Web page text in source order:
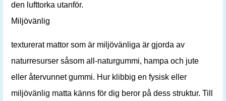
den lufttorka utanför.
Miljövänlig
texturerat mattor som är miljövänliga är gjorda av
naturresurser såsom all-naturgummi, hampa och jute
eller återvunnet gummi. Hur klibbig en fysisk eller
miljövänlig matta känns för dig beror på dess struktur. Till